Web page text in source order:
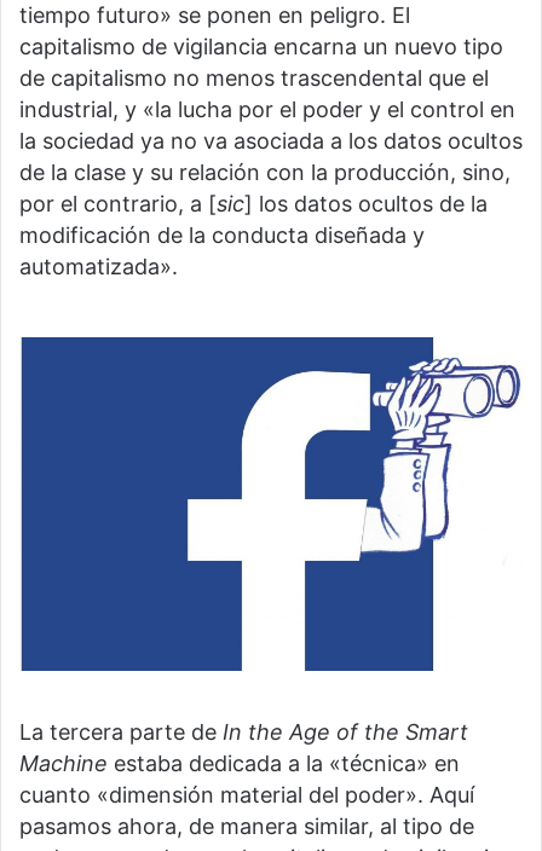
tiempo futuro» se ponen en peligro. El
capitalismo de vigilancia encarna un nuevo tipo
de capitalismo no menos trascendental que el
industrial, y «la lucha por el poder y el control en
la sociedad ya no va asociada a los datos ocultos
de la clase y su relación con la producción, sino,
por el contrario, a [sic] los datos ocultos de la
modificación de la conducta diseñada y
automatizada».
La tercera parte de In the Age of the Smart
Machine estaba dedicada a la «técnica» en
cuanto «dimensión material del poder». Aquí
pasamos ahora, de manera similar, al tipo de